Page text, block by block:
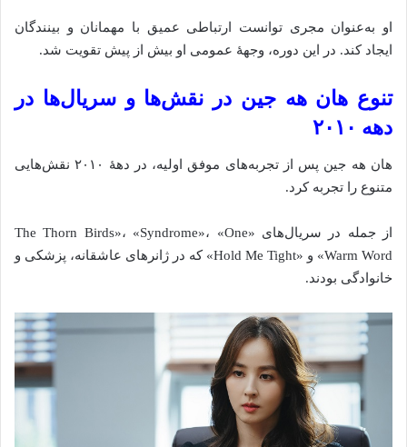
او به‌عنوان مجری توانست ارتباطی عمیق با مهمانان و بینندگان
ایجاد کند. در این دوره، وجههٔ عمومی او بیش از پیش تقویت شد.
تنوع هان هه جین در نقش‌ها و سریال‌ها در
دهه ۲۰۱۰
هان هه جین پس از تجربه‌های موفق اولیه، در دههٔ ۲۰۱۰ نقش‌هایی
متنوع را تجربه کرد.
از جمله در سریال‌های «The Thorn Birds»، «Syndrome»، «One
Warm Word» و «Hold Me Tight» که در ژانرهای عاشقانه، پزشکی و
خانوادگی بودند.